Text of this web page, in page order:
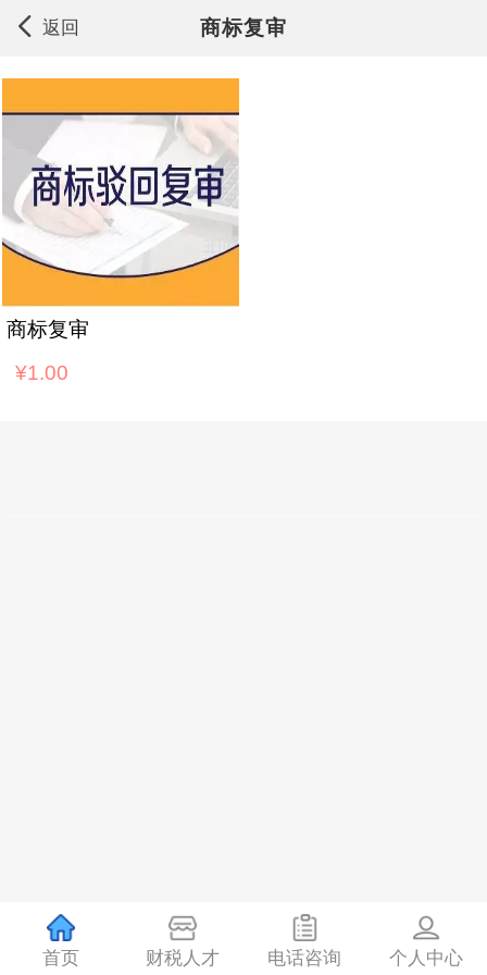
返回 商标复审
商标复审
¥1.00
首页 财税人才 电话咨询 个人中心